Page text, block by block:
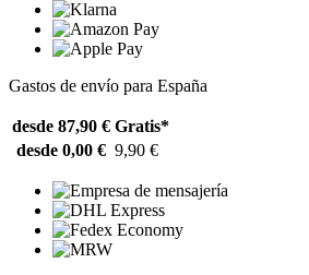
Gastos de envío para España
desde 87,90 € Gratis*
desde 0,00 € 9,90 €